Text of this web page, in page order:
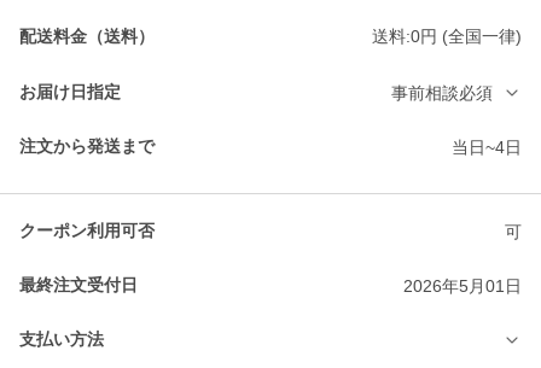
配送料金（送料） 送料:0円 (全国一律)
お届け日指定 事前相談必須
注文から発送まで 当日~4日
クーポン利用可否 可
最終注文受付日 2026年5月01日
支払い方法